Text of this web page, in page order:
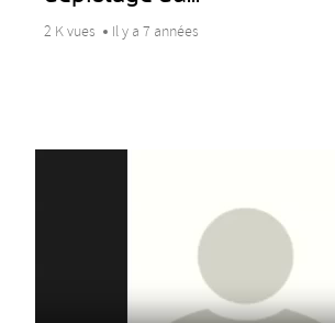
2 K vues Il y a 7 années